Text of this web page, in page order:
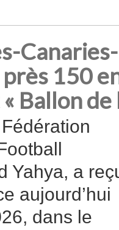
150
Ballon de
Yahya, a
aujourd’hui
dans le